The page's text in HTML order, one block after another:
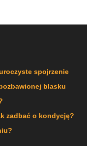
spojrzenie
blasku
zadbać o kondycję?